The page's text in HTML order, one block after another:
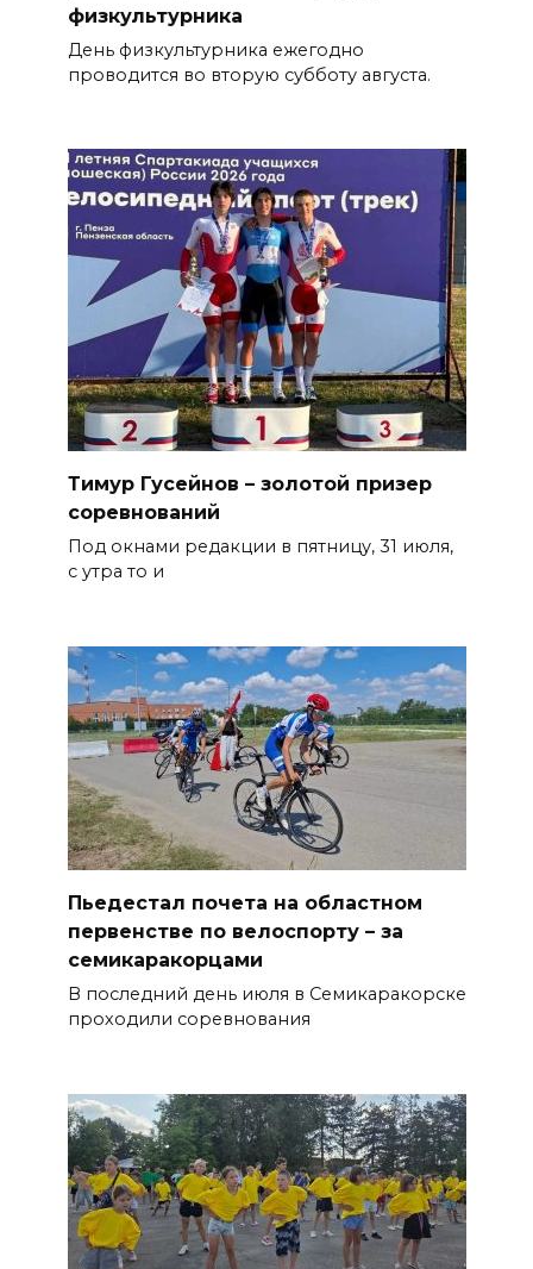
физкультурника
День физкультурника ежегодно
проводится во вторую субботу августа.
Тимур Гусейнов – золотой призер
соревнований
Под окнами редакции в пятницу, 31 июля,
с утра то и
Пьедестал почета на областном
первенстве по велоспорту – за
семикаракорцами
В последний день июля в Семикаракорске
проходили соревнования